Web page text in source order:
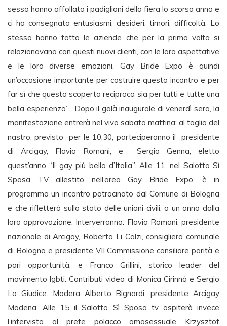
sesso hanno affollato i padiglioni della fiera lo scorso anno e
ci ha consegnato entusiasmi, desideri, timori, difficoltà. Lo
stesso hanno fatto le aziende che per la prima volta si
relazionavano con questi nuovi clienti, con le loro aspettative
e le loro diverse emozioni. Gay Bride Expo è quindi
un’occasione importante per costruire questo incontro e per
far sì che questa scoperta reciproca sia per tutti e tutte una
bella esperienza”. Dopo il galà inaugurale di venerdì sera, la
manifestazione entrerà nel vivo sabato mattina: al taglio del
nastro, previsto per le 10,30, parteciperanno il presidente
di Arcigay, Flavio Romani, e Sergio Genna, eletto
quest’anno “Il gay più bello d’Italia”. Alle 11, nel Salotto Sì
Sposa TV allestito nell’area Gay Bride Expo, è in
programma un incontro patrocinato dal Comune di Bologna
e che rifletterà sullo stato delle unioni civili, a un anno dalla
loro approvazione. Interverranno: Flavio Romani, presidente
nazionale di Arcigay, Roberta Li Calzi, consigliera comunale
di Bologna e presidente VII Commissione consiliare parità e
pari opportunità, e Franco Grillini, storico leader del
movimento lgbti. Contributi video di Monica Cirinnà e Sergio
Lo Giudice. Modera Alberto Bignardi, presidente Arcigay
Modena. Alle 15 il Salotto Sì Sposa tv ospiterà invece
l’intervista al prete polacco omosessuale Krzysztof